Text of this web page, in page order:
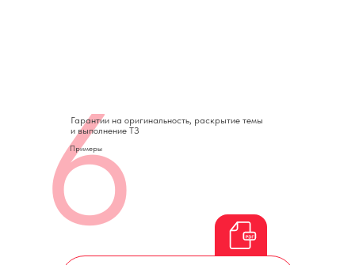
6
Гарантии на оригинальность, раскрытие темы
и выполнение ТЗ
Примеры